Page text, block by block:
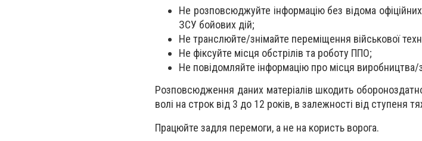
Не розповсюджуйте інформацію без відома
ЗСУ бойових дій;
Не транслюйте/знімайте переміщення військової
Не фіксуйте місця обстрілів та роботу ППО;
Не повідомляйте інформацію про місця виробництва/
Розповсюдження даних матеріалів шкодить
волі на строк від 3 до 12 років, в залежності від ступеня
Працюйте задля перемоги, а не на користь ворога.